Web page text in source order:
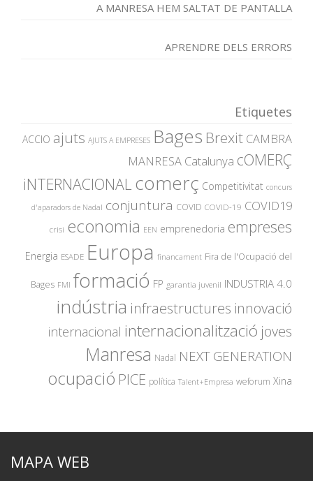
A MANRESA HEM SALTAT DE PANTALLA
APRENDRE DELS ERRORS
Etiquetes
ACCIO ajuts AJUTS A EMPRESES Bages Brexit CAMBRA
MANRESA Catalunya cOMERÇ
iNTERNACIONAL comerç Competitivitat concurs
d'aparadors de Nadal conjuntura COVID COVID-19 COVID19
crisi economia EEN emprenedoria empreses
Energia ESADE Europa financament Fira de l'Ocupació del
Bages FMI formació FP garantia juvenil INDUSTRIA 4.0
indústria infraestructures innovació
internacional internacionalització joves
Manresa Nadal NEXT GENERATION
ocupació PICE política Talent+Empresa weforum Xina
MAPA WEB